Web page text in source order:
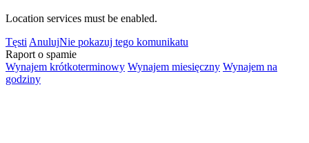
Location services must be enabled.
Tęsti AnulujNie pokazuj tego komunikatu
Raport o spamie
Wynajem krótkoterminowy Wynajem miesięczny Wynajem na
godziny